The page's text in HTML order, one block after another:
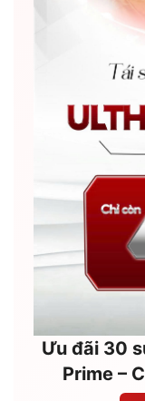
Ưu đãi 30
Prime –